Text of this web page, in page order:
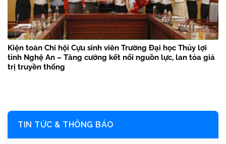
Kiện toàn Chi hội Cựu sinh viên Trường Đại học Thủy lợi
tỉnh Nghệ An – Tăng cường kết nối nguồn lực, lan tỏa giá
trị truyền thống
TIN TỨC & THÔNG BÁO